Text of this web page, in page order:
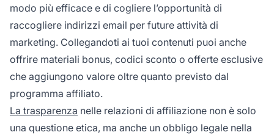
modo più efficace e di cogliere l’opportunità di
raccogliere indirizzi email per future attività di
marketing. Collegandoti ai tuoi contenuti puoi anche
offrire materiali bonus, codici sconto o offerte esclusive
che aggiungono valore oltre quanto previsto dal
programma affiliato.
La trasparenza nelle relazioni di affiliazione non è solo
una questione etica, ma anche un obbligo legale nella